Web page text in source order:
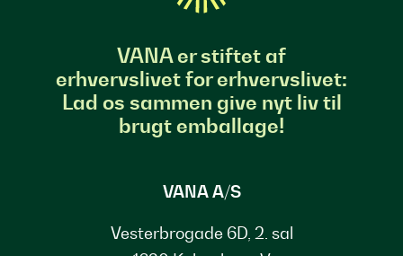
VANA er stiftet af
erhvervslivet for erhvervslivet:
Lad os sammen give nyt liv til
brugt emballage!
VANA A/S
Vesterbrogade 6D, 2. sal